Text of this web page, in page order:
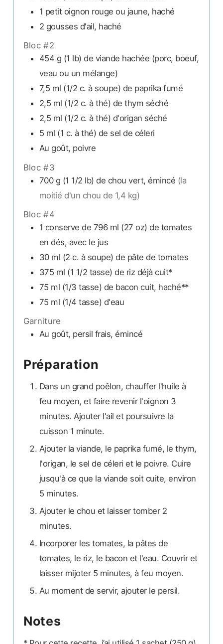
1 petit oignon rouge ou jaune, haché
2 gousses d'ail, haché
Bloc #2
454 g (1 lb) de viande hachée (porc, boeuf,
veau ou un mélange)
7,5 ml (1/2 c. à soupe) de paprika fumé
2,5 ml (1/2 c. à thé) de thym séché
2,5 ml (1/2 c. à thé) d'origan séché
5 ml (1 c. à thé) de sel de céleri
Au goût, poivre
Bloc #3
700 g (1 1/2 lb) de chou vert, émincé (la
moitié d'un chou de 1,4 kg)
Bloc #4
1 conserve de 796 ml (27 oz) de tomates
en dés, avec le jus
30 ml (2 c. à soupe) de pâte de tomates
375 ml (1 1/2 tasse) de riz déjà cuit*
75 ml (1/3 tasse) de bacon cuit, haché**
75 ml (1/4 tasse) d'eau
Garniture
Au goût, persil frais, émincé
Préparation
Dans un grand poêlon, chauffer l'huile à
feu moyen, et faire revenir l'oignon 3
minutes. Ajouter l'ail et poursuivre la
cuisson 1 minute.
Ajouter la viande, le paprika fumé, le thym,
l'origan, le sel de céleri et le poivre. Cuire
jusqu'à ce que la viande soit cuite, environ
5 minutes.
Ajouter le chou et laisser tomber 2
minutes.
Incorporer les tomates, la pâtes de
tomates, le riz, le bacon et l'eau. Couvrir et
laisser mijoter 5 minutes, à feu moyen.
Au moment de servir, ajouter le persil.
Notes